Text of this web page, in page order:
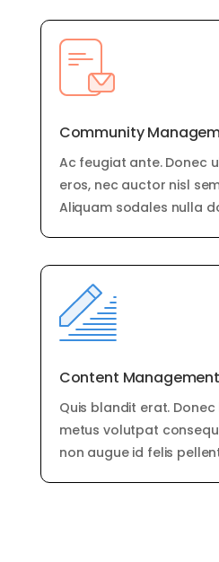
Community
Ac feugiat ante. Donec
eros, nec auctor nisl
Aliquam sodales nulla
Content Management
Quis blandit erat.
metus volutpat
non augue id felis